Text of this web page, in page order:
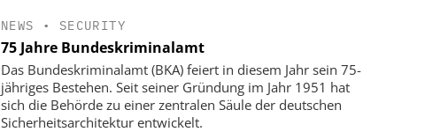
NEWS • SECURITY
75 Jahre Bundeskriminalamt
Das Bundeskriminalamt (BKA) feiert in diesem Jahr sein 75-
jähriges Bestehen. Seit seiner Gründung im Jahr 1951 hat
sich die Behörde zu einer zentralen Säule der deutschen
Sicherheitsarchitektur entwickelt.